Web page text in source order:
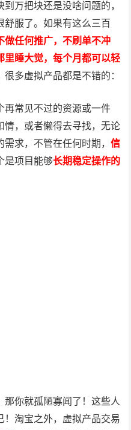
万把块还是没啥问题的，
舒服了。如果有这么三百
做任何推广，不刷单不冲
里睡大觉，每个月都可以轻
很多虚拟产品都是不错的：
再常见不过的资源或一件
情，或者懒得去寻找，无论
需求，不管在任何时期，信
是项目能够长期稳定操作的
你就孤陋寡闻了！这些人
！淘宝之外，虚拟产品交易